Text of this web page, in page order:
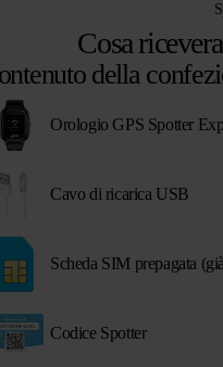
Cosa
della
Orologio GPS Spotter
Cavo di ricarica USB
Scheda SIM prepagata
Codice Spotter